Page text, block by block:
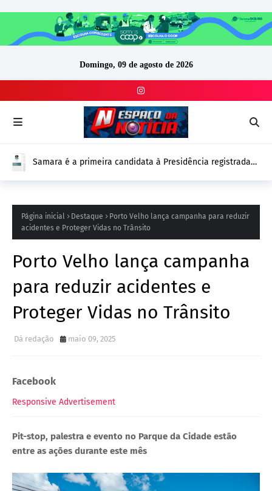
Domingo, 09 de agosto de 2026
Samara é a primeira candidata à Presidência registrada
Página inicial Destaque
Porto Velho lança campanha para reduzir
acidentes e Proteger Vidas no Trânsito
Porto Velho lança campanha
para reduzir acidentes e
Proteger Vidas no Trânsito
Dá redação maio 09, 2025
Facebook
Responsive Advertisement
Pit-stop, palestra e evento no Parque da Cidade estão
entre as ações durante este mês